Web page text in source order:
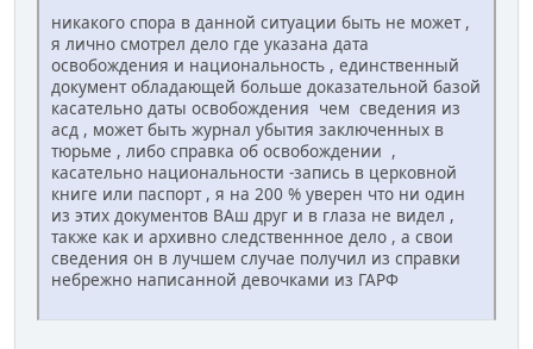
никакого спора в данной ситуации быть не может ,
я лично смотрел дело где указана дата
освобождения и национальность , единственный
документ обладающей больше доказательной базой
касательно даты освобождения чем сведения из
асд , может быть журнал убытия заключенных в
тюрьме , либо справка об освобождении ,
касательно национальности -запись в церковной
книге или паспорт , я на 200 % уверен что ни один
из этих документов ВАш друг и в глаза не видел ,
также как и архивно следственнное дело , а свои
сведения он в лучшем случае получил из справки
небрежно написанной девочками из ГАРФ